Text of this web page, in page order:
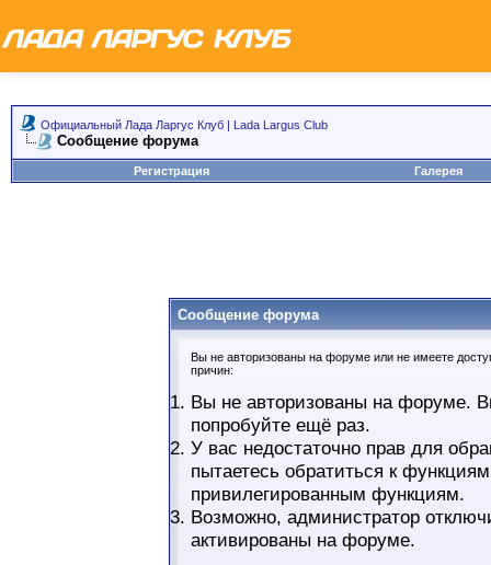
Официальный Лада Ларгус Клуб | Lada Largus Club
Сообщение форума
Регистрация Галерея
Сообщение форума
Вы не авторизованы на форуме или не имеете
причин:
Вы не авторизованы на форуме.
попробуйте ещё раз.
У вас недостаточно прав для
пытаетесь обратиться к
привилегированным функциям.
Возможно, администратор
активированы на форуме.